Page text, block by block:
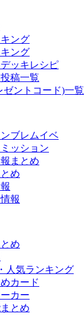
ング
ング
ッキレシピ
稿一覧
ゼントコード)一覧
ブレムイベ
ッション
まとめ
め
報
め
人気ランキング
カード
カー
とめ